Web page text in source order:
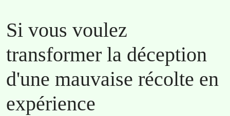
Si vous voulez
transformer la déception
d'une mauvaise récolte en
expérience